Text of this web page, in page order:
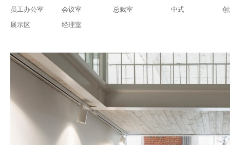
员工办公室
会议室
总裁室
展示区
经理室
中式